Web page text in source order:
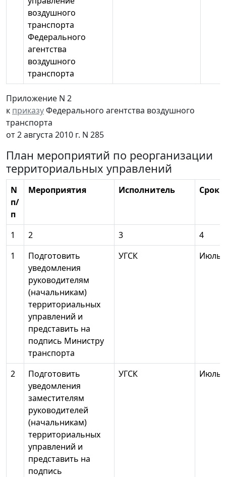
воздушного
транспорта
Федерального
агентства
воздушного
транспорта
Приложение N 2
к приказуФедерального агентства воздушного
транспорта
от 2 августа 2010 г. N 285
План мероприятий по реорганизации
территориальных управлений
N
п/
п
Мероприятия Исполнитель Срок
1 2 3
4
1
Подготовить
уведомления
руководителям
(начальникам)
территориальных
управлений и
представить на
подпись Министру
транспорта
УГСК Июль
2
Подготовить
уведомления
заместителям
руководителей
(начальникам)
территориальных
управлений и
представить на
подпись
УГСК Июль